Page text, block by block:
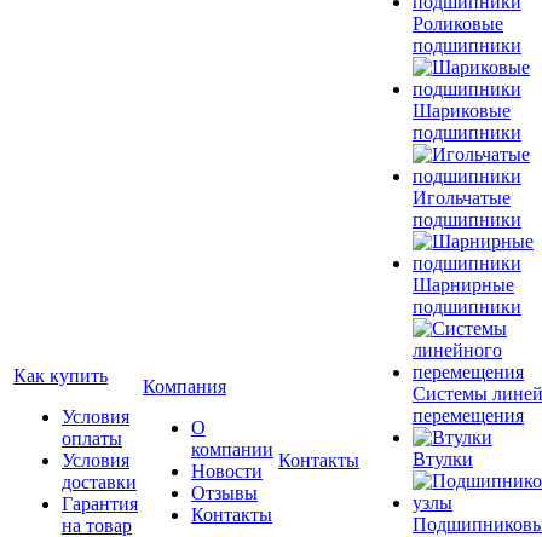
Как купить
Условия
оплаты
Условия
доставки
Гарантия
на товар
Компания
О
компании
Новости
Отзывы
Контакты
Контакты
Роликовые
подшипники
Шариковые
подшипники
Игольчатые
подшипники
Шарнирные
подшипники
Системы
перемещения
Втулки